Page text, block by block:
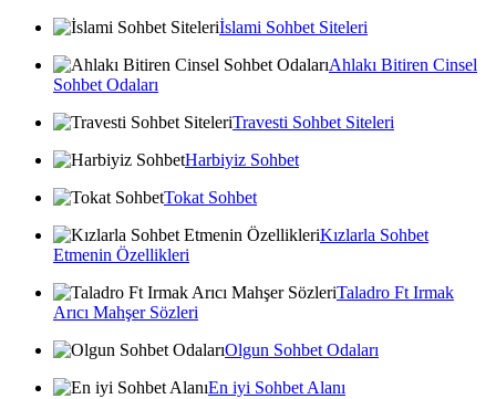
İslami Sohbet Siteleri
Ahlakı Bitiren Cinsel
Sohbet Odaları
Travesti Sohbet Siteleri
Harbiyiz Sohbet
Tokat Sohbet
Kızlarla Sohbet
Etmenin Özellikleri
Taladro Ft Irmak
Arıcı Mahşer Sözleri
Olgun Sohbet Odaları
En iyi Sohbet Alanı